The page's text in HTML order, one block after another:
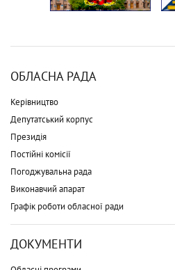
ОБЛАСНА РАДА
Керівництво
Депутатський корпус
Президія
Постійні комісії
Погоджувальна рада
Виконавчий апарат
Графік роботи обласної ради
ДОКУМЕНТИ